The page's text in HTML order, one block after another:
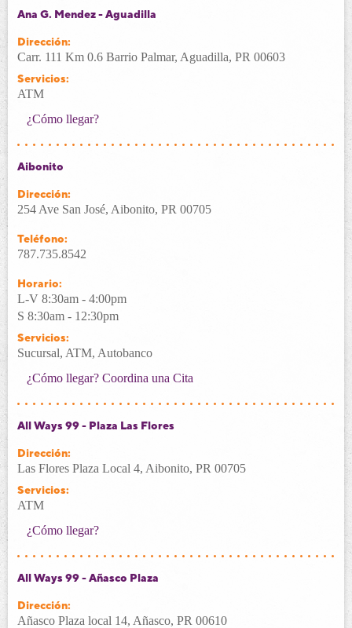
Ana G. Mendez - Aguadilla
Dirección:
Carr. 111 Km 0.6 Barrio Palmar, Aguadilla, PR 00603
Servicios:
ATM
¿Cómo llegar?
Aibonito
Dirección:
254 Ave San José, Aibonito, PR 00705
Teléfono:
787.735.8542
Horario:
L-V 8:30am - 4:00pm
S 8:30am - 12:30pm
Servicios:
Sucursal, ATM, Autobanco
¿Cómo llegar? Coordina una Cita
All Ways 99 - Plaza Las Flores
Dirección:
Las Flores Plaza Local 4, Aibonito, PR 00705
Servicios:
ATM
¿Cómo llegar?
All Ways 99 - Añasco Plaza
Dirección:
Añasco Plaza local 14, Añasco, PR 00610